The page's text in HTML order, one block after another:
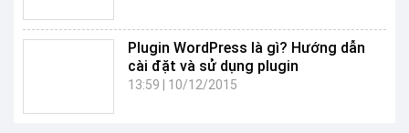
Plugin WordPress là gì? Hướng dẫn
cài đặt và sử dụng plugin
13:59 10/12/2015